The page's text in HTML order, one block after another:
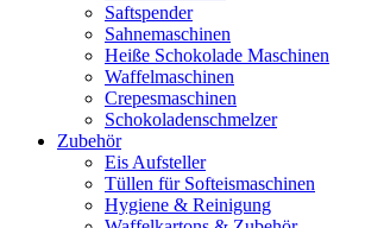
Saftspender
Sahnemaschinen
Heiße Schokolade Maschinen
Waffelmaschinen
Crepesmaschinen
Schokoladenschmelzer
Zubehör
Eis Aufsteller
Tüllen für Softeismaschinen
Hygiene & Reinigung